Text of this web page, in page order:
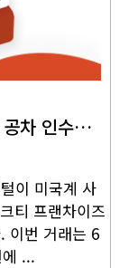
공차 인수…
이 미국계 사
티 프랜차이즈
이번 거래는 6
...